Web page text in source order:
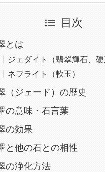
目次
とは
ジェダイト（翡翠輝石、硬
ネフライト（軟玉）
（ジェード）の歴史
の意味・石言葉
の効果
と他の石との相性
の浄化方法